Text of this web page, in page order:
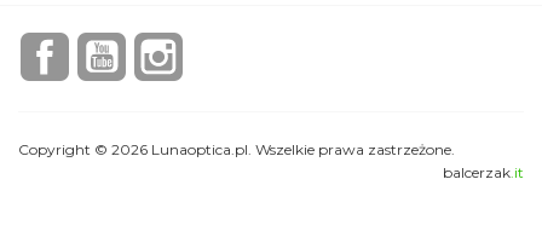
FacebookYouTubeInstagram
Copyright © 2026 Lunaoptica.pl. Wszelkie prawa zastrzeżone.
balcerzak.it